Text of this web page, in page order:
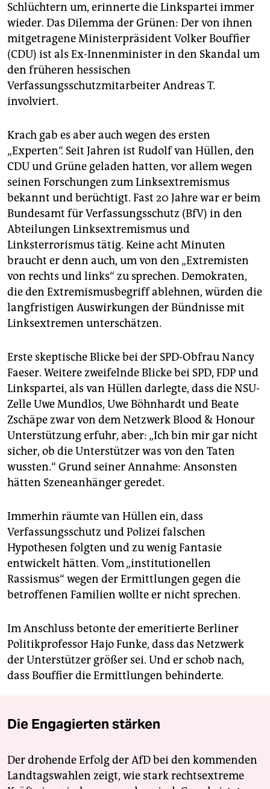
Schlüchtern um, erinnerte die Linkspartei immer
wieder. Das Dilemma der Grünen: Der von ihnen
mitgetragene Ministerpräsident Volker Bouffier
(CDU) ist als Ex-Innenminister in den Skandal um
den früheren hessischen
Verfassungsschutzmitarbeiter Andreas T.
involviert.
Krach gab es aber auch wegen des ersten
„Experten“. Seit Jahren ist Rudolf van Hüllen, den
CDU und Grüne geladen hatten, vor allem wegen
seinen Forschungen zum Linksextremismus
bekannt und berüchtigt. Fast 20 Jahre war er beim
Bundesamt für Verfassungsschutz (BfV) in den
Abteilungen Linksextremismus und
Linksterrorismus tätig. Keine acht Minuten
braucht er denn auch, um von den „Extremisten
von rechts und links“ zu sprechen. Demokraten,
die den Extremismusbegriff ablehnen, würden die
langfristigen Auswirkungen der Bündnisse mit
Linksextremen unterschätzen.
Erste skeptische Blicke bei der SPD-Obfrau Nancy
Faeser. Weitere zweifelnde Blicke bei SPD, FDP und
Linkspartei, als van Hüllen darlegte, dass die NSU-
Zelle Uwe Mundlos, Uwe Böhnhardt und Beate
Zschäpe zwar von dem Netzwerk Blood & Honour
Unterstützung erfuhr, aber: „Ich bin mir gar nicht
sicher, ob die Unterstützer was von den Taten
wussten.“ Grund seiner Annahme: Ansonsten
hätten Szeneanhänger geredet.
Immerhin räumte van Hüllen ein, dass
Verfassungsschutz und Polizei falschen
Hypothesen folgten und zu wenig Fantasie
entwickelt hätten. Vom „institutionellen
Rassismus“ wegen der Ermittlungen gegen die
betroffenen Familien wollte er nicht sprechen.
Im Anschluss betonte der emeritierte Berliner
Politikprofessor Hajo Funke, dass das Netzwerk
der Unterstützer größer sei. Und er schob nach,
dass Bouffier die Ermittlungen behinderte.
Die Engagierten stärken
Der drohende Erfolg der AfD bei den kommenden
Landtagswahlen zeigt, wie stark rechtsextreme